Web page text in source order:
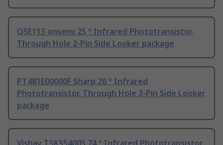
QSE113 onsemi 25 ° Infrared Phototransistor,
Through Hole 2-Pin Side Looker package
PT481E00000F Sharp 26 ° Infrared
Phototransistor, Through Hole 2-Pin Side Looker
package